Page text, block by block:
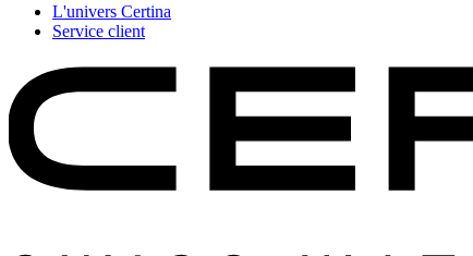
L'univers Certina
Service client